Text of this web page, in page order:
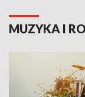
MUZYKA I